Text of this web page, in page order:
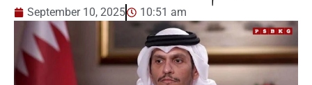
September 10, 2025 10:51 am